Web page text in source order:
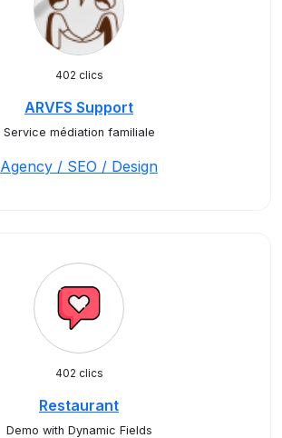
402 clics
ARVFS Support
Service médiation familiale
Agency / SEO / Design
402 clics
Restaurant
Demo with Dynamic Fields